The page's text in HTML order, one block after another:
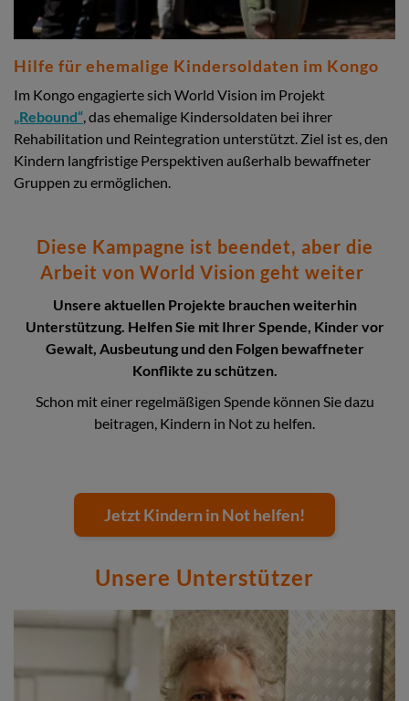
Hilfe für ehemalige Kindersoldaten im Kongo
Im Kongo engagierte sich World Vision im Projekt
„Rebound“ , das ehemalige Kindersoldaten bei ihrer
Rehabilitation und Reintegration unterstützt. Ziel ist es, den
Kindern langfristige Perspektiven außerhalb bewaffneter
Gruppen zu ermöglichen.
Diese Kampagne ist beendet, aber die
Arbeit von World Vision geht weiter
Unsere aktuellen Projekte brauchen weiterhin
Unterstützung. Helfen Sie mit Ihrer Spende, Kinder vor
Gewalt, Ausbeutung und den Folgen bewaffneter
Konflikte zu schützen.
Schon mit einer regelmäßigen Spende können Sie dazu
beitragen, Kindern in Not zu helfen.
Jetzt Kindern in Not helfen!
Unsere Unterstützer